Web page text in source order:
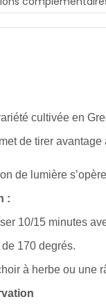
cultivée en
de tirer
de lumière
:
10/15 minutes
170 degrés.
à herbe ou une